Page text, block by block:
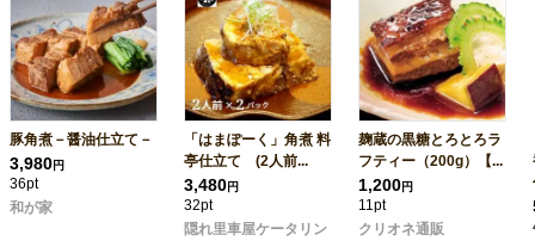
豚角煮－醤油仕立て－
3,980円
36pt
和が家
「はまぽーく」角煮 料
亭仕立て (2人前...
3,480円
32pt
隠れ里車屋ケータリン
麹蔵の黒糖とろとろラ
フティー（200g）【...
1,200円
11pt
クリオネ通販